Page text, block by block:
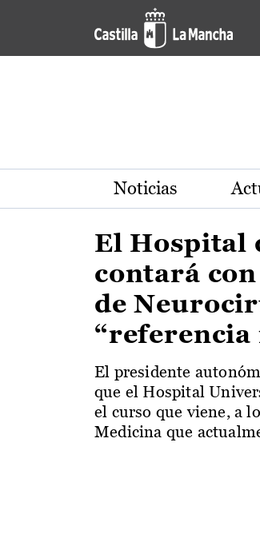
Pasar al contenido principal
Actualidad de la
Noticias
El Hospital
contará
de
“referencia
El presidente
que el Hospital
el curso que viene, a
Medicina que